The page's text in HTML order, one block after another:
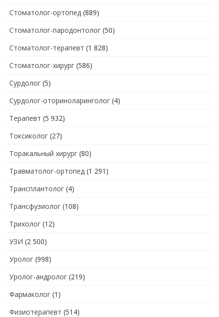
Стоматолог-ортопед (889)
Стоматолог-пародонтолог (50)
Стоматолог-терапевт (1 828)
Стоматолог-хирург (586)
Сурдолог (5)
Сурдолог-оториноларинголог (4)
Терапевт (5 932)
Токсиколог (27)
Торакальный хирург (80)
Травматолог-ортопед (1 291)
Трансплантолог (4)
Трансфузиолог (108)
Трихолог (12)
УЗИ (2 500)
Уролог (998)
Уролог-андролог (219)
Фармаколог (1)
Физиотерапевт (514)